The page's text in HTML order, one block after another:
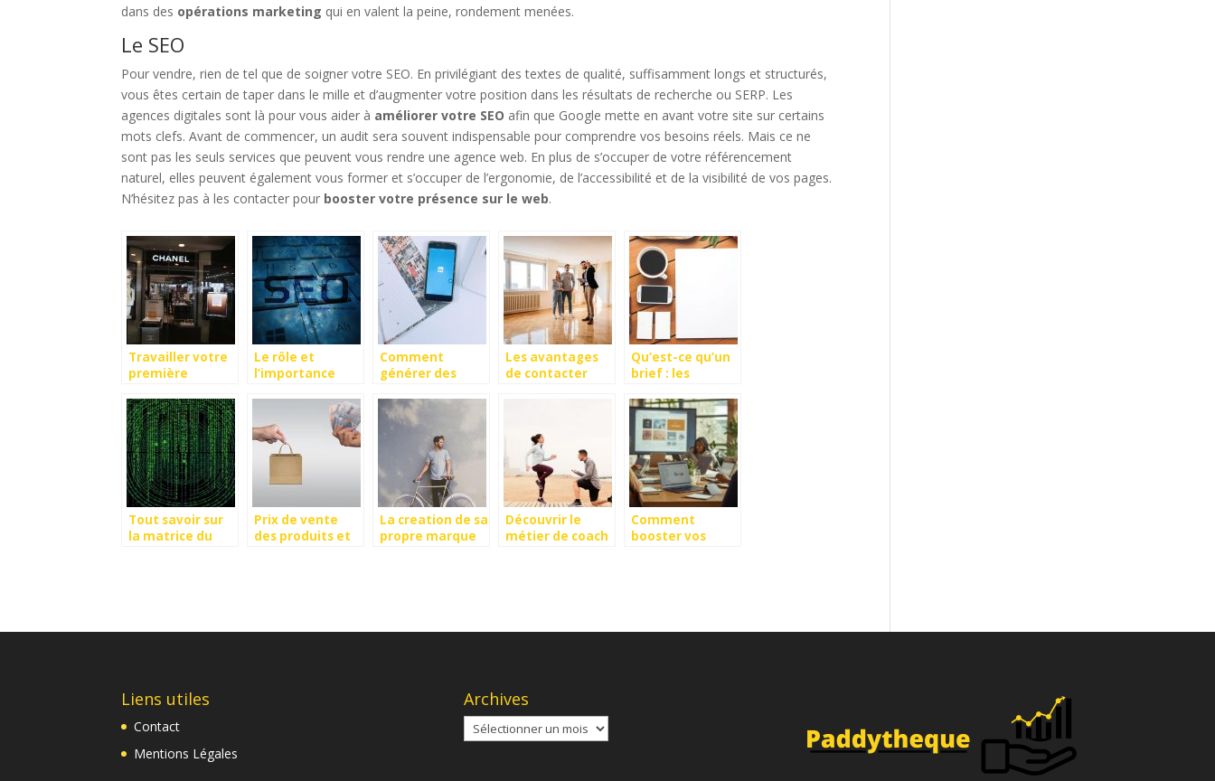
dans des opérations marketing qui en valent la peine, rondement menées.
Le SEO
Pour vendre, rien de tel que de soigner votre SEO. En privilégiant des textes de qualité, suffisamment longs et structurés,
vous êtes certain de taper dans le mille et d’augmenter votre position dans les résultats de recherche ou SERP. Les
agences digitales sont là pour vous aider à améliorer votre SEO afin que Google mette en avant votre site sur certains
mots clefs. Avant de commencer, un audit sera souvent indispensable pour comprendre vos besoins réels. Mais ce ne
sont pas les seuls services que peuvent vous rendre une agence web. En plus de s’occuper de votre référencement
naturel, elles peuvent également vous former et s’occuper de l’ergonomie, de l’accessibilité et de la visibilité de vos pages.
N’hésitez pas à les contacter pour booster votre présence sur le web.
Travailler votre
première
soignant votre
devanture!
Le rôle et
l’importance
Comment
générer des
Linkedin ?
Les avantages
de contacter
Qu’est-ce qu’un
brief : les
Tout savoir sur
la matrice du
Prix de vente
des produits et
La creation de sa
propre marque
Découvrir le
métier de coach
Comment
booster vos
Liens utiles
Contact
Mentions Légales
Archives
Archives